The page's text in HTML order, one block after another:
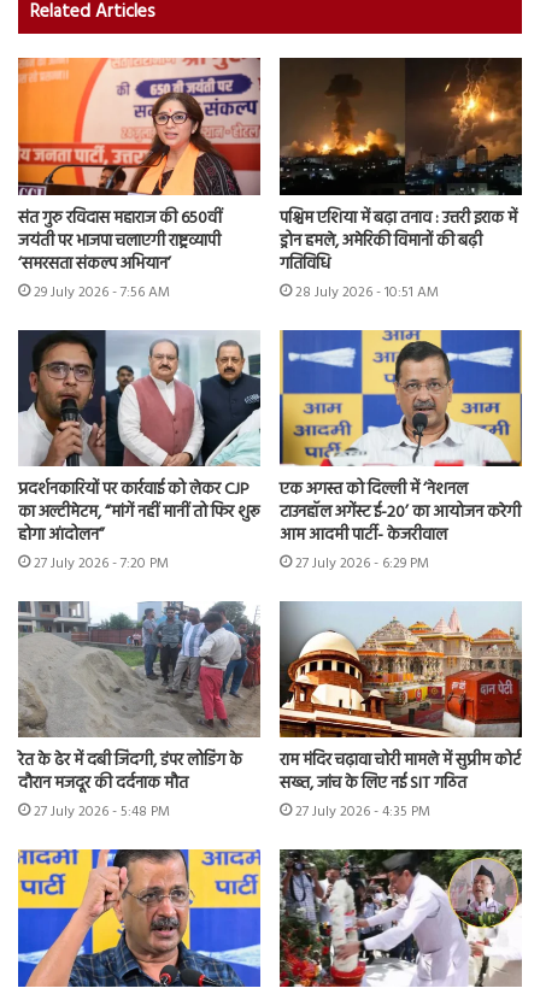
Related Articles
संत गुरु रविदास महाराज की 650वीं
जयंती पर भाजपा चलाएगी राष्ट्रव्यापी
‘समरसता संकल्प अभियान’
29 July 2026 - 7:56 AM
पश्चिम एशिया में बढ़ा तनाव : उत्तरी इराक में
ड्रोन हमले, अमेरिकी विमानों की बढ़ी
गतिविधि
28 July 2026 - 10:51 AM
प्रदर्शनकारियों पर कार्रवाई को लेकर CJP
का अल्टीमेटम, “मांगें नहीं मानीं तो फिर शुरू
होगा आंदोलन”
27 July 2026 - 7:20 PM
एक अगस्त को दिल्ली में ‘नेशनल
टाउनहॉल अगेंस्ट ई-20’ का आयोजन करेगी
आम आदमी पार्टी- केजरीवाल
27 July 2026 - 6:29 PM
रेत के ढेर में दबी जिंदगी, डंपर लोडिंग के
दौरान मजदूर की दर्दनाक मौत
27 July 2026 - 5:48 PM
राम मंदिर चढ़ावा चोरी मामले में सुप्रीम कोर्ट
सख्त, जांच के लिए नई SIT गठित
27 July 2026 - 4:35 PM